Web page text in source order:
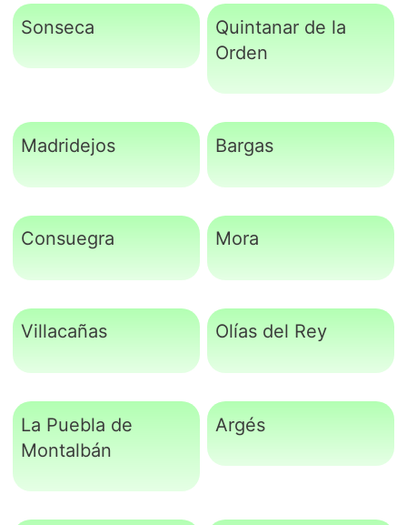
Sonseca
Quintanar de la
Orden
Madridejos Bargas
Consuegra Mora
Villacañas Olías del Rey
La Puebla de
Montalbán
Argés